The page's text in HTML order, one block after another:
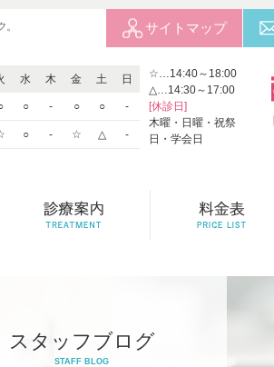
サイトマップ
水 木 金 土 日
○ - ○ ○ -
○ - ☆ △ -
☆…14:40～18:00
△…14:30～17:00
[休診日]
木曜・日曜・祝祭
日・学会日
スタッフブログ
STAFF BLOG